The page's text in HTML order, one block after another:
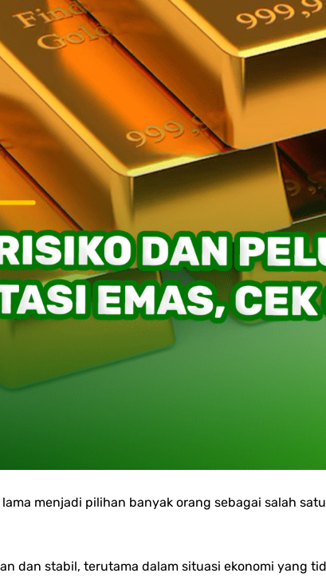
menjadi pilihan banyak orang sebagai salah
dan stabil, terutama dalam situasi ekonomi yang